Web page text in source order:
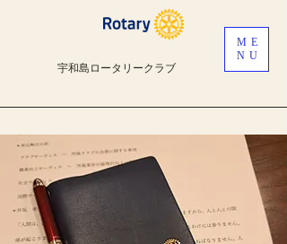
宇和島ロータリークラブ
ME
NU